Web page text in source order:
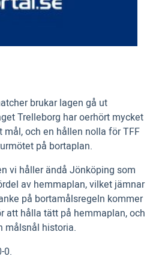
brukar lagen gå ut
Trelleborg har oerhört mycket
och en hållen nolla för TFF
på bortaplan.
vi håller ändå Jönköping som
av hemmaplan, vilket jämnar
på bortamålsregeln kommer
att hålla tätt på hemmaplan, och
målsnål historia.
0.